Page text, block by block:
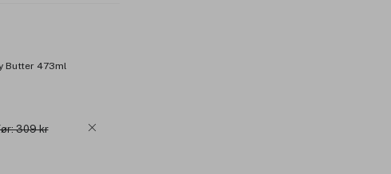
Butter 473ml
309 kr